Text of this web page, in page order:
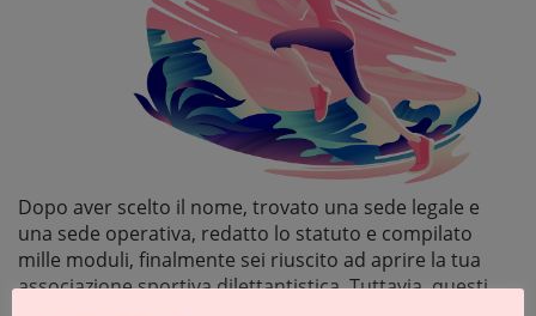
Dopo aver scelto il nome, trovato una sede legale e
una sede operativa, redatto lo statuto e compilato
mille moduli, finalmente sei riuscito ad aprire la tua
associazione sportiva dilettantistica. Tuttavia, questi